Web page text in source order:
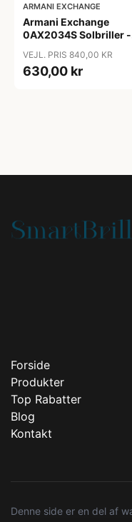
ARMANI EXCHANGE
Armani Exchange
0AX2034S Solbriller -
VEJL. PRIS 840,00 KR
630,00 kr
Forside
Produkter
Top Rabatter
Blog
Kontakt
Denne side er en del af